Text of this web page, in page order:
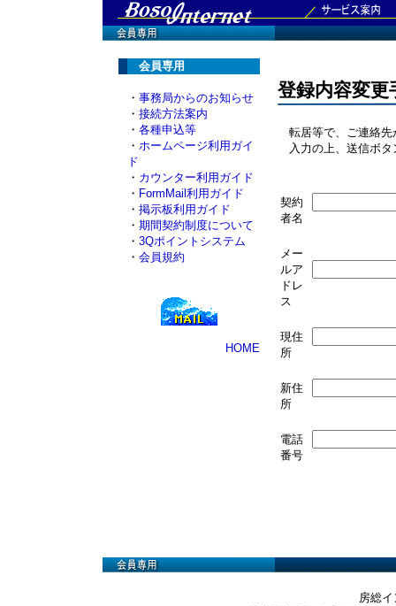
会員専用
・ 事務局からのお知らせ
・ 接続方法案内
・ 各種申込等
・ ホームページ利用ガイ
ド
・ カウンター利用ガイド
・ FormMail利用ガイド
・ 掲示板利用ガイド
・ 期間契約制度について
・ 3Qポイントシステム
・ 会員規約
HOME
登録内容変更
転居等で、ご連絡先
入力の上、送信ボタ
契約
者名
メー
ルア
ドレ
ス
現住
所
新住
所
電話
番号
房総